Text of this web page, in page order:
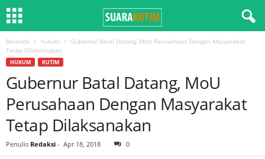
Beranda hukum
Gubernur Batal Datang, MoU Perusahaan Dengan Masyarakat
Tetap Dilaksanakan
HUKUM KUTIM
Gubernur Batal Datang, MoU
Perusahaan Dengan Masyarakat
Tetap Dilaksanakan
Penulis Redaksi - Apr 18, 2018 0